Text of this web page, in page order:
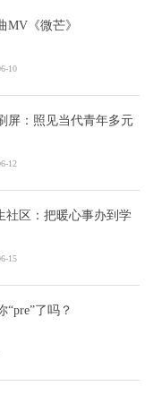
MV《微芒》
10
屏：照见当代青年多元
12
社区：把暖心事办到学
15
了吗？